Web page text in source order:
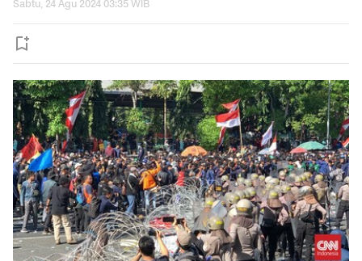
Sabtu, 24 Agu 2024 03:35 WIB